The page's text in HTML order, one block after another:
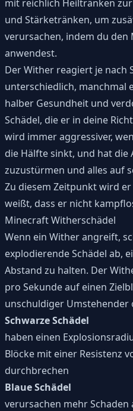
mit reichlich Heiltränken
und Stärketränken, um
verursachen, indem du
anwendest.
Der Wither reagiert je nach
unterschiedlich, manchmal
halber Gesundheit und
Schädel, die er in deine
wird immer aggressiver,
die Hälfte sinkt, und hat die
zuzustürmen und alles auf
Zu diesem Zeitpunkt wird
weißt, dass er nicht
Minecraft Witherschädel
Wenn ein Wither angreift,
explodierende Schädel ab,
Abstand zu halten. Der
pro Sekunde auf einen
unschuldiger Umstehender
Schwarze Schädel
haben einen
Blöcke mit einer Resistenz
durchbrechen
Blaue Schädel
verursachen mehr Schaden